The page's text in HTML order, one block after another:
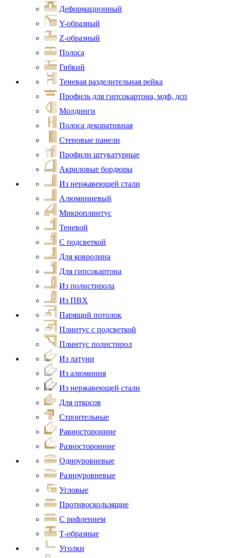
Деформационный
Y-образный
Z-образный
Полоса
Гибкий
Теневая разделительная рейка
Профиль для гипсокартона, мдф, дсп
Молдинги
Полоса декоративная
Стеновые панели
Профили штукатурные
Акриловые бордюры
Из нержавеющей стали
Алюминиевый
Микроплинтус
Теневой
С подсветкой
Для ковролина
Для гипсокартона
Из полистирола
Из ПВХ
Парящий потолок
Плинтус с подсветкой
Плинтус полистирол
Из латуни
Из алюминия
Из нержавеющей стали
Для откосов
Строительные
Равносторонние
Разносторонние
Одноуровневые
Разноуровневые
Угловые
Противоскользящие
С рифлением
Т-образные
Уголки